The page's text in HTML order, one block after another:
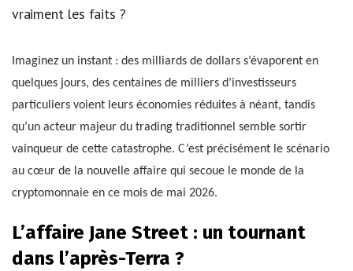
vraiment les faits ?
Imaginez un instant : des milliards de dollars s’évaporent en
quelques jours, des centaines de milliers d’investisseurs
particuliers voient leurs économies réduites à néant, tandis
qu’un acteur majeur du trading traditionnel semble sortir
vainqueur de cette catastrophe. C’est précisément le scénario
au cœur de la nouvelle affaire qui secoue le monde de la
cryptomonnaie en ce mois de mai 2026.
L’affaire Jane Street : un tournant
dans l’après-Terra ?